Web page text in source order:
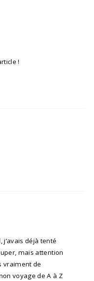
!
j’avais déjà tenté
mais attention
vraiment de
voyage de A à Z